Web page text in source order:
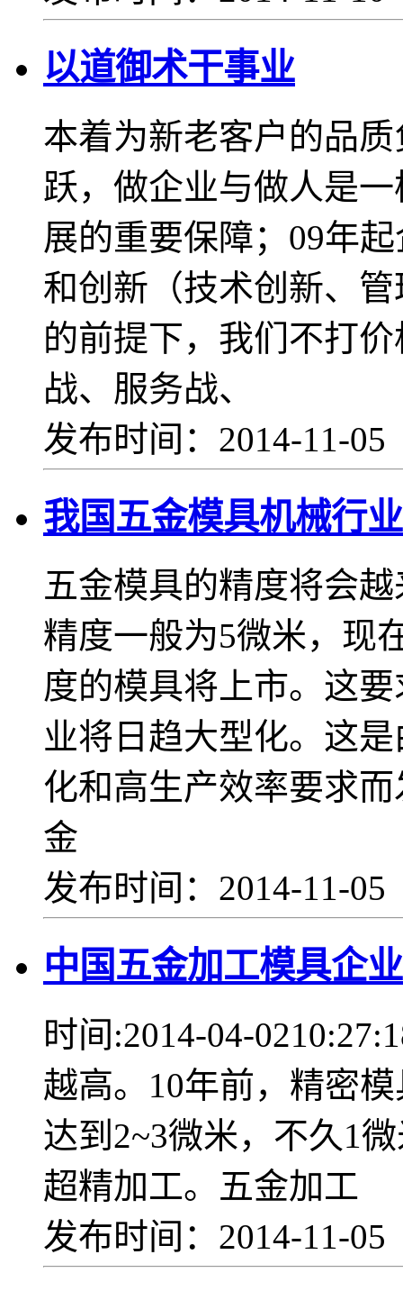
以道御术干事业
本着为新老客户的品
跃，做企业与做人是
展的重要保障；09年
和创新（技术创新、
的前提下，我们不打
战、服务战、
发布时间：2014-11-
我国五金模具机械行
五金模具的精度将会
精度一般为5微米，现
度的模具将上市。这
业将日趋大型化。这
化和高生产效率要求
金
发布时间：2014-11-
中国五金加工模具企
时间:2014-04-
越高。10年前，精密
达到2~3微米，不久1
超精加工。五金加工
发布时间：2014-11-